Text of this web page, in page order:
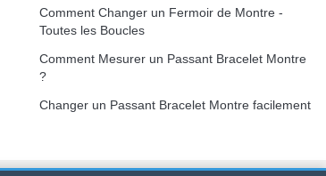
Comment Changer un Fermoir de Montre -
Toutes les Boucles
Comment Mesurer un Passant Bracelet Montre
?
Changer un Passant Bracelet Montre facilement